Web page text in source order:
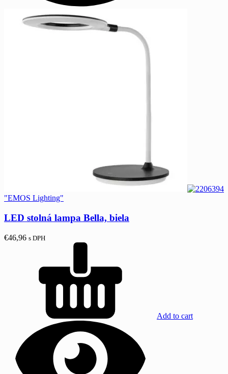
"EMOS Lighting"
LED stolná lampa Bella, biela
€46,96 s DPH
Add to cart